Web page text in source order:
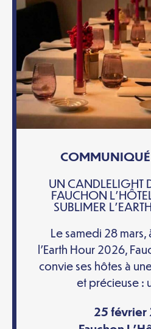
COMMUNIQUÉ
UN CANDLELIGHT
FAUCHON
SUBLIMER
Le samedi 28 mars,
l’Earth Hour 2026,
convie ses hôtes à
et précieuse :
25 février